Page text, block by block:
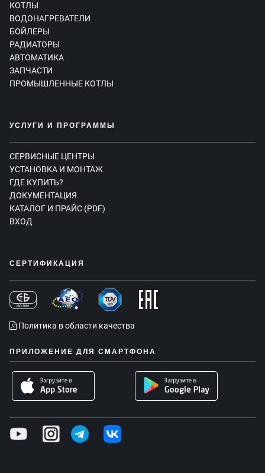
КОТЛЫ
ВОДОНАГРЕВАТЕЛИ
БОЙЛЕРЫ
РАДИАТОРЫ
АВТОМАТИКА
ЗАПЧАСТИ
ПРОМЫШЛЕННЫЕ КОТЛЫ
УСЛУГИ И ПРОГРАММЫ
СЕРВИСНЫЕ ЦЕНТРЫ
УСТАНОВКА И МОНТАЖ
ГДЕ КУПИТЬ?
ДОКУМЕНТАЦИЯ
КАТАЛОГ И ПРАЙС (PDF)
ВХОД
СЕРТИФИКАЦИЯ
Политика в области качества
ПРИЛОЖЕНИЕ ДЛЯ СМАРТФОНА